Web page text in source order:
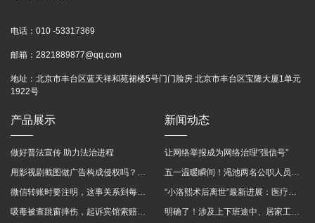
电话： 010 -53317369
邮箱： 2821889877@qq.com
地址： 北京市丰台区蓝天祥和苑裙楼5号门门脸房 北京市丰台区宝隆大厦1单元
1922号
产品展示
做好普法宣传 助力法治进程
用影视剧截图做广告构成侵权吗？法院这样判
微信转账时要注明，这事关系到每个人……
吸毒被查跳窗摔伤，起诉宾馆索赔，法院这样判！
新闻动态
让网络举报成为网络治理“强信号”
五一温暖瞬间！渑池两名公职人员，路遇车祸挺身而出
“小洛熙术后离世”最新进展：医疗事故鉴定已启动
明确了！涉及上下班途中、居家工作等，这些情形可认定工伤→